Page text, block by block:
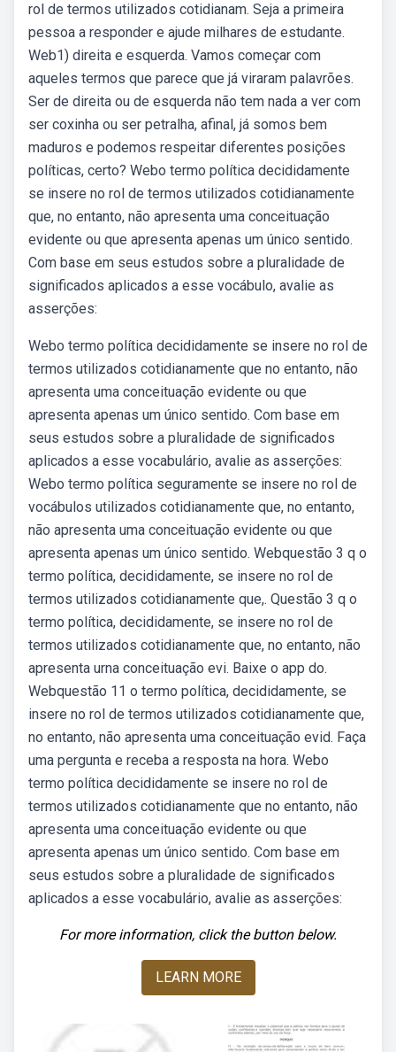
rol de termos utilizados cotidianam. Seja a primeira
pessoa a responder e ajude milhares de estudante.
Web1) direita e esquerda. Vamos começar com
aqueles termos que parece que já viraram palavrões.
Ser de direita ou de esquerda não tem nada a ver com
ser coxinha ou ser petralha, afinal, já somos bem
maduros e podemos respeitar diferentes posições
políticas, certo? Webo termo política decididamente
se insere no rol de termos utilizados cotidianamente
que, no entanto, não apresenta uma conceituação
evidente ou que apresenta apenas um único sentido.
Com base em seus estudos sobre a pluralidade de
significados aplicados a esse vocábulo, avalie as
asserções:
Webo termo política decididamente se insere no rol de
termos utilizados cotidianamente que no entanto, não
apresenta uma conceituação evidente ou que
apresenta apenas um único sentido. Com base em
seus estudos sobre a pluralidade de significados
aplicados a esse vocabulário, avalie as asserções:
Webo termo política seguramente se insere no rol de
vocábulos utilizados cotidianamente que, no entanto,
não apresenta uma conceituação evidente ou que
apresenta apenas um único sentido. Webquestão 3 q o
termo política, decididamente, se insere no rol de
termos utilizados cotidianamente que,. Questão 3 q o
termo política, decididamente, se insere no rol de
termos utilizados cotidianamente que, no entanto, não
apresenta urna conceituação evi. Baixe o app do.
Webquestão 11 o termo política, decididamente, se
insere no rol de termos utilizados cotidianamente que,
no entanto, não apresenta uma conceituação evid. Faça
uma pergunta e receba a resposta na hora. Webo
termo política decididamente se insere no rol de
termos utilizados cotidianamente que no entanto, não
apresenta uma conceituação evidente ou que
apresenta apenas um único sentido. Com base em
seus estudos sobre a pluralidade de significados
aplicados a esse vocabulário, avalie as asserções:
For more information, click the button below.
LEARN MORE